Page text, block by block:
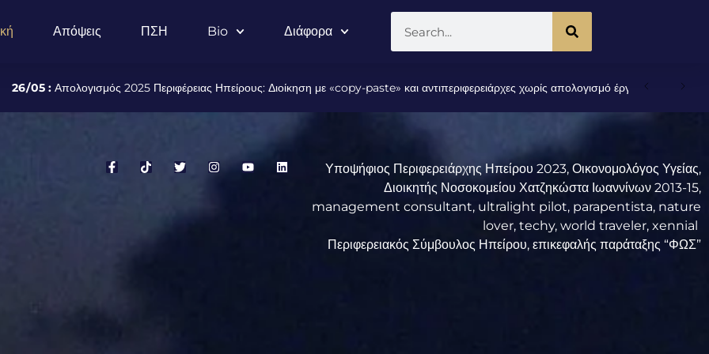
Απόψεις ΠΣΗ Bio Διάφορα
Απολογισμός 2025 Περιφέρειας Ηπείρους: Διοίκηση με «copy-paste» και αντιπεριφερειάρχες χωρίς απολογισμό έργου στο Περιφερειακό
Υποψήφιος Περιφερειάρχης Ηπείρου 2023, Οικονομολόγος Υγείας,
Διοικητής Νοσοκομείου Χατζηκώστα Ιωαννίνων 2013-15,
management consultant, ultralight pilot, parapentista, nature
lover, techy, world traveler, xennial
Περιφερειακός Σύμβουλος Ηπείρου, επικεφαλής παράταξης “ΦΩΣ”